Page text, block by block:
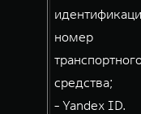
номер
средства;
- Yandex ID.